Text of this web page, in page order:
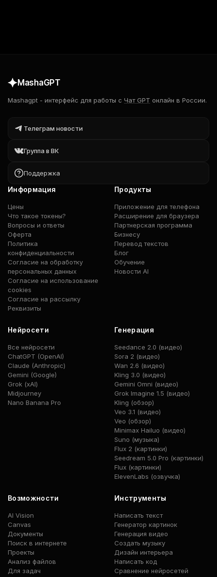
MashaGPT
Mashagpt - интерфейс для работы с Чат GPT онлайн в России.
Телеграм новости
Группа в ВК
Поддержка
Информация
Цены
Что такое токены?
Вопросы и ответы
Оферта
Политика
конфиденциальности
Согласие на обработку
персональных данных
Согласие на использование
cookies
Согласие на рассылку
Реквизиты
Продукты
Приложение для телефона
Расширение для браузера
Партнерская программа
Бизнесу
Перевод текстов
Блог
Обучение
Новости AI
Нейросети
Все нейросети
ChatGPT (OpenAI)
Claude (Anthropic)
Gemini (Google)
Grok (xAI)
Midjourney
Nano Banana Pro
Генерация
Seedance 2.0 (видео)
Sora 2 (видео)
Wan 2.6 (видео)
Kling 3.0 (видео)
Gemini Omni (видео)
Grok Imagine 1.5 (видео)
Kling (обзор)
Veo 3.1 (видео)
Veo (обзор)
Minimax Hailuo (видео)
Suno (музыка)
Flux 2 (картинки)
Seedream 5.0 Pro (картинки)
Flux (картинки)
ElevenLabs (озвучка)
Возможности
AI Vision
Canvas
Документы
Поиск в интернете
Проекты
Анализ файлов
Для задач
Инструменты
Написать текст
Генератор картинок
Генерация видео
Создать музыку
Дизайн интерьера
Написать код
Сравнение нейросетей